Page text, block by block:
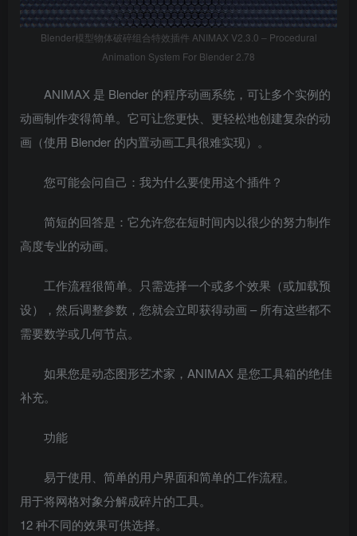
Blender模型物体破碎组合特效插件 ANIMAX V2.3.0 – Procedural
Animation System For Blender 2.78
ANIMAX 是 Blender 的程序动画系统，可让多个实例的
动画制作变得简单。它可让您更快、更轻松地创建复杂的动
画（使用 Blender 的内置动画工具很难实现）。
您可能会问自己：我为什么要使用这个插件？
简短的回答是：它允许您在短时间内以很少的努力制作
高度专业的动画。
工作流程很简单。只需选择一个或多个效果（或加载预
设），然后调整参数，您就会立即获得动画 – 所有这些都不
需要数学或几何节点。
如果您是动态图形艺术家，ANIMAX 是您工具箱的绝佳
补充。
功能
易于使用、简单的用户界面和简单的工作流程。
用于将网格对象分解成碎片的工具。
12 种不同的效果可供选择。